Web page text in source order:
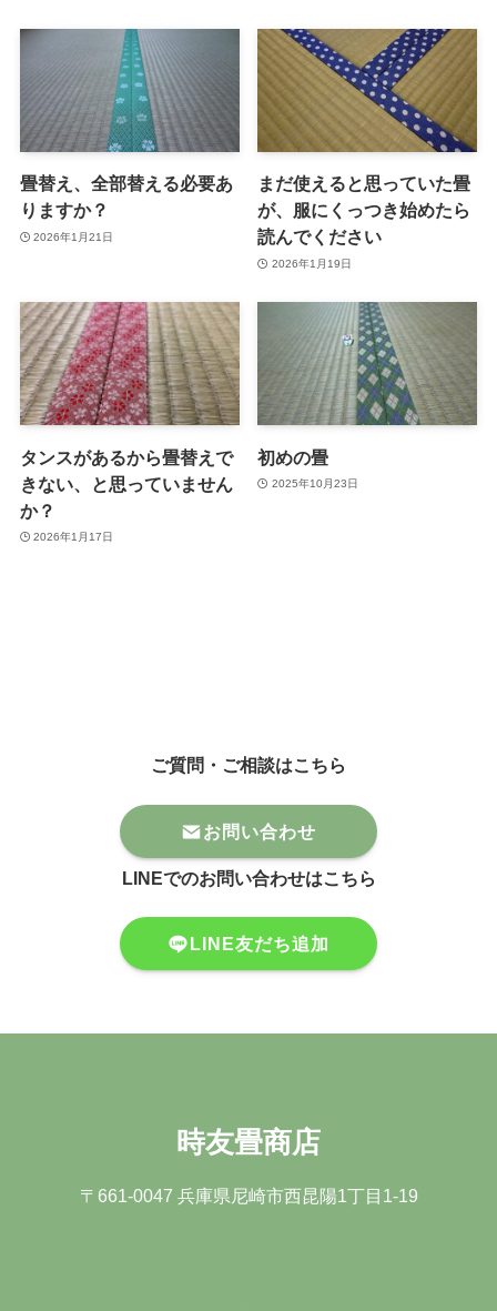
畳替え、全部替える必要あ
りますか？
2026年1月21日
まだ使えると思っていた畳
が、服にくっつき始めたら
読んでください
2026年1月19日
タンスがあるから畳替えで
きない、と思っていません
か？
2026年1月17日
初めの畳
2025年10月23日
ご質問・ご相談はこちら
お問い合わせ
LINEでのお問い合わせはこちら
LINE友だち追加
時友畳商店
〒661-0047 兵庫県尼崎市⻄昆陽1丁⽬1-19